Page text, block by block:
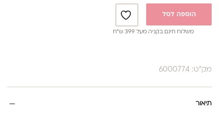
הוספה לסל
משלוח חינם בקניה מעל 399 ש”ח
מק"ט: 6000774
תיאור